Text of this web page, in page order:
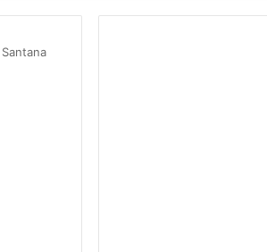
aleatório